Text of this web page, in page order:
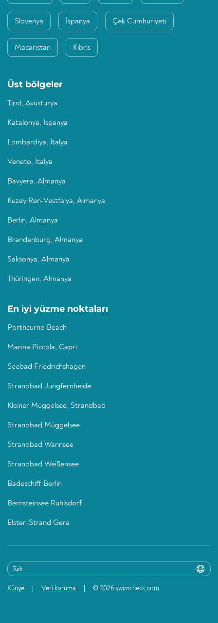
Slovenya İspanya Çek Cumhuriyeti
Macaristan Kıbrıs
Üst bölgeler
Tirol, Avusturya
Katalonya, İspanya
Lombardiya, İtalya
Veneto, İtalya
Bavyera, Almanya
Kuzey Ren-Vestfalya, Almanya
Berlin, Almanya
Brandenburg, Almanya
Saksonya, Almanya
Thüringen, Almanya
En iyi yüzme noktaları
Porthcurno Beach
Marina Piccola, Capri
Seebad Friedrichshagen
Strandbad Jungfernheide
Kleiner Müggelsee, Strandbad
Strandbad Müggelsee
Strandbad Wannsee
Strandbad Weißensee
Badeschiff Berlin
Bernsteinsee Ruhlsdorf
Elster-Strand Gera
Künye Veri koruma © 2026 swimcheck.com